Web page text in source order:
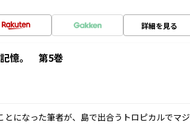
詳細を見る
憶。 第5巻
になった筆者が、島で出合うトロピカルでマジ